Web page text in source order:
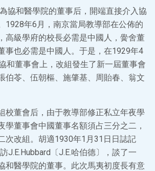
協和醫學院的董事后，開端直接介入協
1928年6月，南京當局教導部在公佈的
高級學府的校長必需是中國人，黌舍董
事也必需是中國人。于是，在1929年4
和董事會上，改組發生了新一屆董事會
伯苓、伍朝樞、施肇基、周貽春、翁文
校董會后，由于教導部修正私立年夜學
學董事會中國董事名額須占三分之二，
次改組。胡適1930年1月31日日誌記
J.E.Hubbard〔J.E.哈伯德〕，談了一
和醫學院的董事。此次馬夷初度長有意